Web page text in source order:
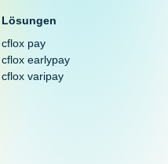
Lösungen
cflox pay
cflox earlypay
cflox varipay